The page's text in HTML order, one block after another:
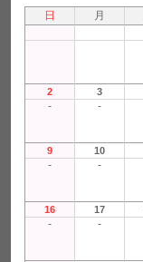
日 月
2 3
- -
9 10
- -
16 17
- -